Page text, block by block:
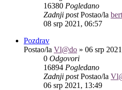
16380 Pogledano
Zadnji postPostao/la
08 srp 2021, 06:57
Pozdrav
Postao/la Vl@do » 06 srp
0 Odgovori
16894 Pogledano
Zadnji postPostao/la
06 srp 2021, 13:49